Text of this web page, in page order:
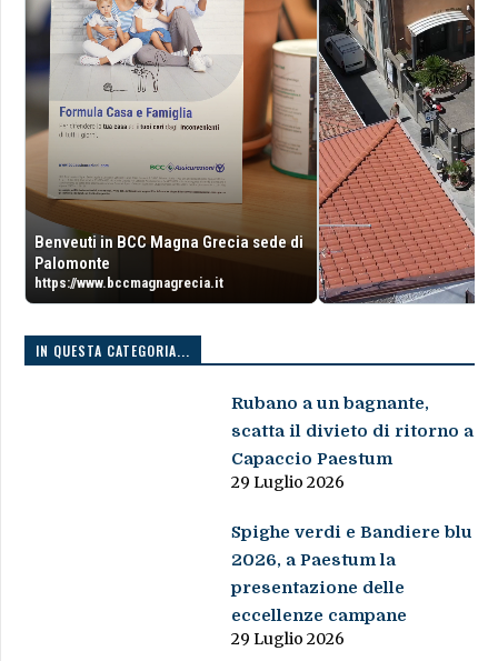
Benveuti in BCC Magna Grecia sede di
Palomonte
https://www.bccmagnagrecia.it
IN QUESTA CATEGORIA...
Rubano a un bagnante,
scatta il divieto di ritorno a
Capaccio Paestum
29 Luglio 2026
Spighe verdi e Bandiere blu
2026, a Paestum la
presentazione delle
eccellenze campane
29 Luglio 2026